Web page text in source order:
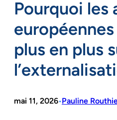
Pourquoi les
plus en plus
mai 11, 2026•Pauline